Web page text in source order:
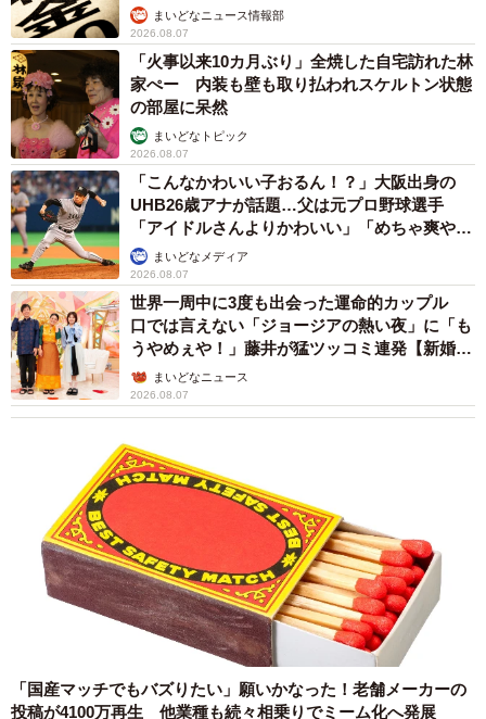
まいどなニュース情報部
2026.08.07
「火事以来10カ月ぶり」全焼した自宅訪れた林
家ぺー 内装も壁も取り払われスケルトン状態
の部屋に呆然
まいどなトピック
2026.08.07
「こんなかわいい子おるん！？」大阪出身の
UHB26歳アナが話題…父は元プロ野球選手
「アイドルさんよりかわいい」「めちゃ爽や
か」まいどなメディア
2026.08.07
世界一周中に3度も出会った運命的カップル
口では言えない「ジョージアの熱い夜」に「も
うやめぇや！」藤井が猛ツッコミ連発【新婚さ
ん】まいどなニュース
2026.08.07
「国産マッチでもバズりたい」願いかなった！老舗メーカーの
投稿が4100万再生 他業種も続々相乗りでミーム化へ発展